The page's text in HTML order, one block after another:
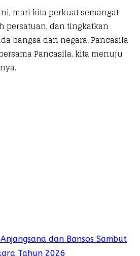
mari kita perkuat semangat
persatuan, dan tingkatkan
bangsa dan negara. Pancasila
Pancasila, kita menuju
dan Bansos Sambut
Tahun 2026